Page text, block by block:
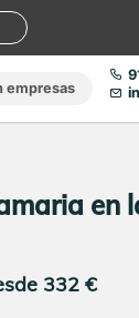
empresas
en
332 €